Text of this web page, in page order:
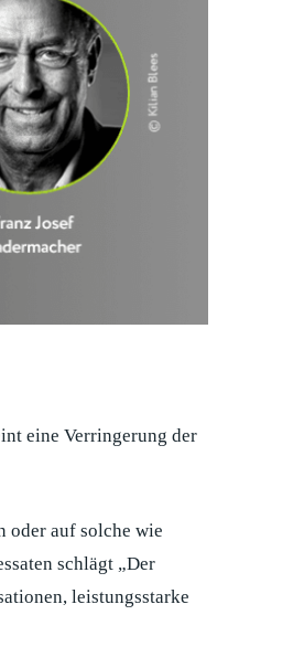
eine Verringerung der
oder auf solche wie
schlägt „Der
leistungsstarke